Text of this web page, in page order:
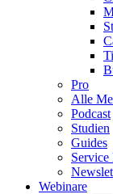
Pro
Alle
Podcast
Studien
Guides
Service
Webinare